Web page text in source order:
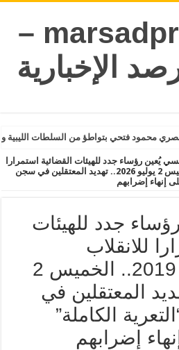
محمود فتحي بتواطؤ من السلطات
يُعين رؤساء جدد للهيئات القضائية استمرارا
للانقلاب الدستوري عام 2019.. الخميس 2 يوليو 2026.. تهديد المعتقلين في سجن
جدد للهيئات
للانقلاب
الدستوري عام 2019.. الخميس 2
تهديد المعتقلين في
3 بـ “التعرية الكاملة”
إضرابهم